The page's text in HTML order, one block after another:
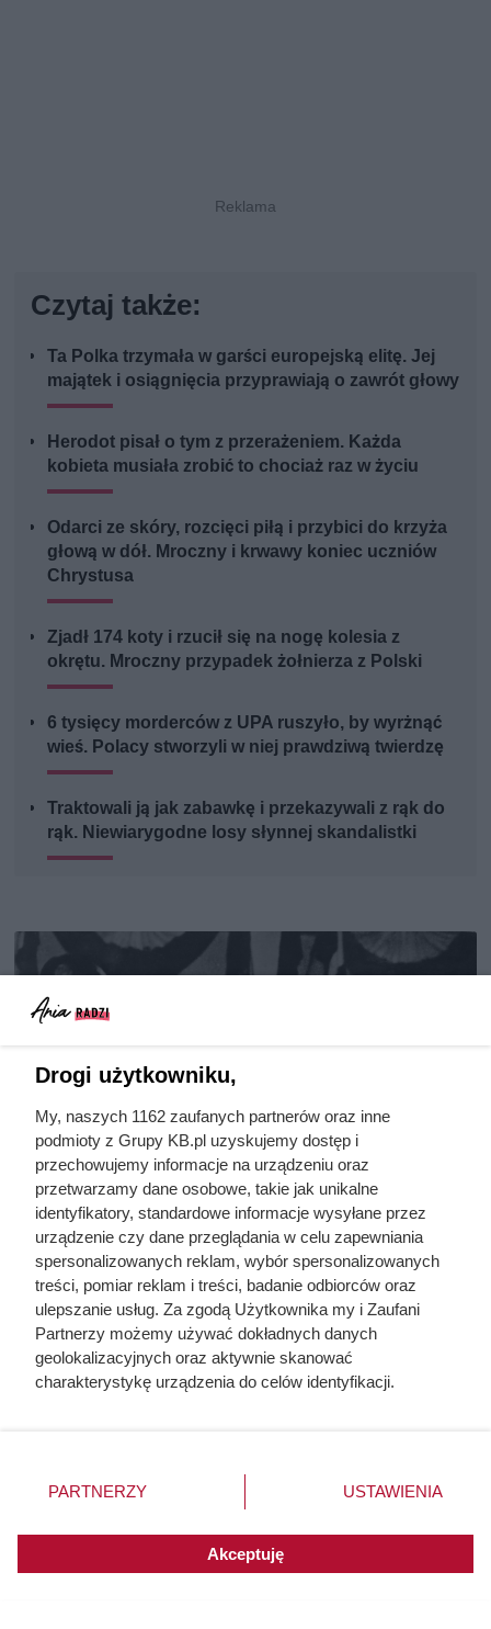
Czytaj także:
Ta Polka trzymała w garści europejską elitę. Jej
majątek i osiągnięcia przyprawiają o zawrót głowy
Herodot pisał o tym z przerażeniem. Każda
kobieta musiała zrobić to chociaż raz w życiu
Odarci ze skóry, rozcięci piłą i przybici do krzyża
głową w dół. Mroczny i krwawy koniec uczniów
Chrystusa
Zjadł 174 koty i rzucił się na nogę kolesia z
okrętu. Mroczny przypadek żołnierza z Polski
6 tysięcy morderców z UPA ruszyło, by wyrżnąć
wieś. Polacy stworzyli w niej prawdziwą twierdzę
Traktowali ją jak zabawkę i przekazywali z rąk do
rąk. Niewiarygodne losy słynnej skandalistki
Doprowadził do śmierci większej
liczby ludzi niż Hitler i Stalin
razem wzięci. Mimo to czczą go
jako bohatera
Drogi użytkowniku,
My, naszych 1162 zaufanych partnerów oraz inne
podmioty z Grupy KB.pl uzyskujemy dostęp i
przechowujemy informacje na urządzeniu oraz
przetwarzamy dane osobowe, takie jak unikalne
identyfikatory, standardowe informacje wysyłane przez
urządzenie czy dane przeglądania w celu zapewniania
spersonalizowanych reklam, wybór spersonalizowanych
treści, pomiar reklam i treści, badanie odbiorców oraz
ulepszanie usług. Za zgodą Użytkownika my i Zaufani
Partnerzy możemy używać dokładnych danych
geolokalizacyjnych oraz aktywnie skanować
charakterystykę urządzenia do celów identyfikacji.
zmienić/wycofać klikając przycisk ustawień prywatności
znajdujący się w lewym dolnym rogu strony. Niektóre
użytkownika, ale masz prawo sprzeciwić się takiemu
przetwarzaniu. Preferencje będą miały zastosowania do
PARTNERZY USTAWIENIA
Akceptuję